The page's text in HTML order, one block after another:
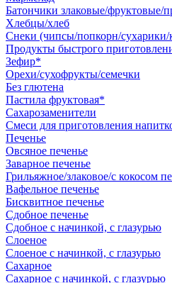
Батончики злаковые/фруктовые/
Хлебцы/хлеб
Снеки (чипсы/попкорн/сухарики/
Продукты быстрого
Зефир*
Орехи/сухофрукты/семечки
Без глютена
Пастила фруктовая*
Сахарозаменители
Смеси для приготовления
Печенье
Овсяное печенье
Заварное печенье
Грильяжное/злаковое/с кокосом
Вафельное печенье
Бисквитное печенье
Сдобное печенье
Сдобное с начинкой, с глазурью
Слоеное
Слоеное с начинкой, с глазурью
Сахарное
Сахарное с начинкой, с глазурью